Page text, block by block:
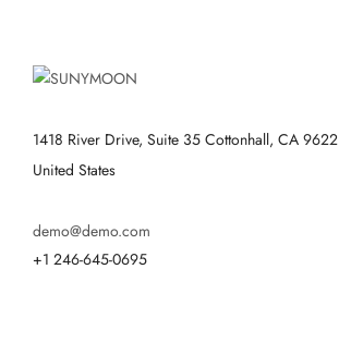
1418 River Drive, Suite 35 Cottonhall, CA 9622
United States
demo@demo.com
+1 246-645-0695